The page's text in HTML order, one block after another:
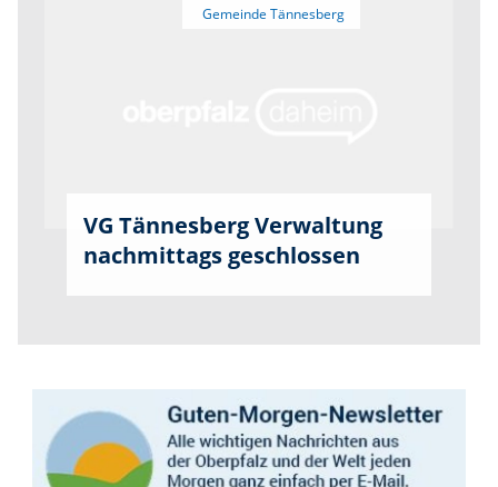
Gemeinde Tännesberg
VG Tännesberg Verwaltung
nachmittags geschlossen